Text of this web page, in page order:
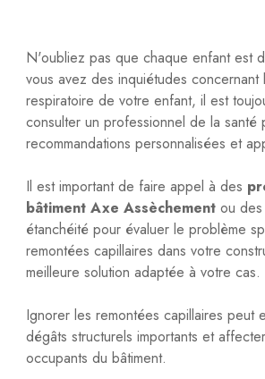
N'oubliez pas que chaque enfant est
vous avez des inquiétudes concernant
respiratoire de votre enfant, il est
consulter un professionnel de la santé
recommandations personnalisées et
Il est important de faire appel à des
bâtiment Axe Assèchement ou
étanchéité pour évaluer le problème
remontées capillaires dans votre
meilleure solution adaptée à votre cas.
Ignorer les remontées capillaires peut
dégâts structurels importants et
occupants du bâtiment.